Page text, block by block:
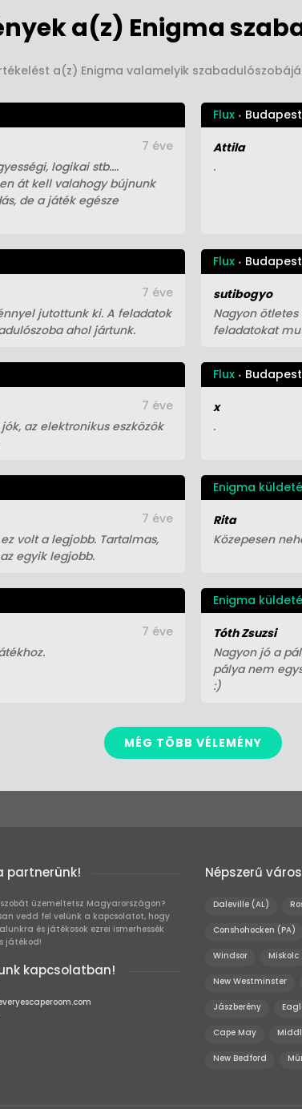
a(z) Enigma
a(z) Enigma valamelyik
logikai stb....
át kell valahogy bújnunk
de a játék egésze
7 éve
Flux Budapest
x
.
Flux Budapest
Attila
.
volt a legjobb. Tartalmas,
egyik legjobb.
7 éve
jutottunk ki. A feladatok
ahol jártunk.
7 éve
Enigma
Rita
Közepesen
Flux Budapest
sutibogyo
Nagyon
feladatokat
7 éve
az elektronikus eszközök
7 éve
Enigma
Tóth Zsuzsi
Nagyon jó a
pálya nem
:)
MÉG TÖBB VÉLEMÉNY
partnerünk!
üzemeltetsz Magyarországon?
vedd fel velünk a kapcsolatot, hogy
és játékosok ezrei ismerhessék
játékod!
kapcsolatban!
Népszerű
Daleville (AL)
Conshohocken (PA)
Windsor Miskolc
New Westminster
Jászberény
Cape May
New Bedford